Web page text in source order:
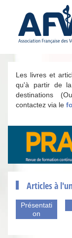
Les livres et
qu'à partir de
destinations
contactez via le
Articles à
Présentati
on